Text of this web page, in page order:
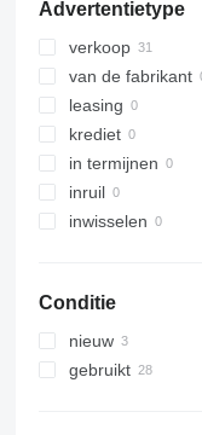
Advertentietype
verkoop
van de fabrikant
leasing
krediet
in termijnen
inruil
inwisselen
Conditie
nieuw
gebruikt